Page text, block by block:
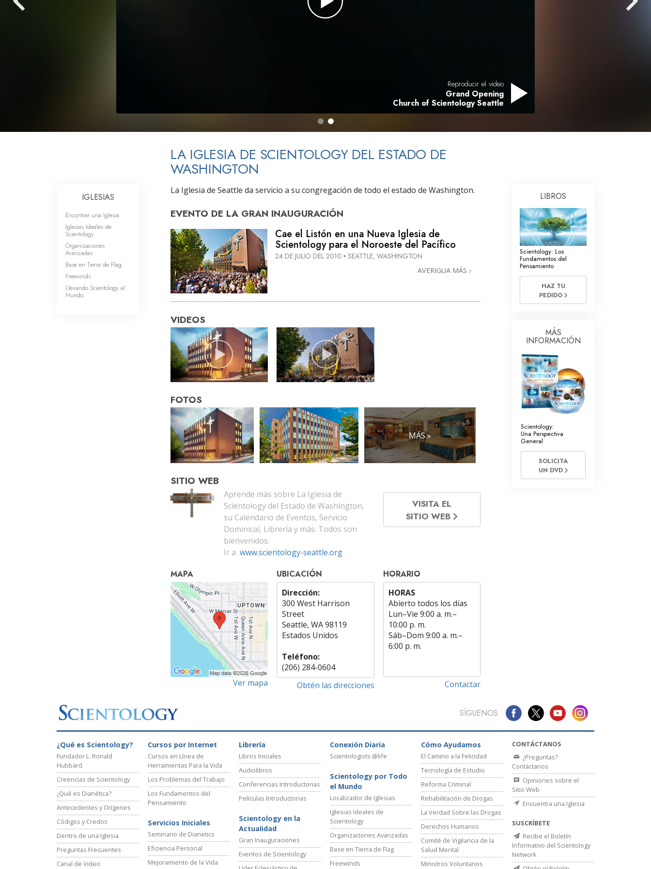
La Causa de la Supresión
Investigaciones
Los Fundamentos de la Organización
La Tecnología de Estudio
La Comunicación
Reproducir el video
Grand Opening
Church of Scientology Seattle
LA IGLESIA DE SCIENTOLOGY DEL ESTADO DE
WASHINGTON
La Iglesia de Seattle da servicio a su congregación de todo el estado de Washington.
EVENTO DE LA GRAN INAUGURACIÓN
Cae el Listón en una Nueva Iglesia de
Scientology para el Noroeste del Pacífico
24 DE JULIO DEL 2010 • SEATTLE, WASHINGTON
AVERIGUA MÁS
VIDEOS
FOTOS
MÁS »
SITIO WEB
Aprende más sobre La Iglesia de
Scientology del Estado de Washington,
su Calendario de Eventos, Servicio
Dominical, Librería y más. Todos son
bienvenidos.
Ir a www.scientology-seattle.org
VISITA EL
SITIO WEB
MAPA
Ver mapa
UBICACIÓN
Dirección:
300 West Harrison
Street
Seattle, WA 98119
Estados Unidos
Teléfono:
(206) 284-0604
Obtén las direcciones
HORARIO
HORAS
Abierto todos los días
Lun–Vie 9:00 a. m.–
10:00 p. m.
Sáb–Dom 9:00 a. m.–
6:00 p. m.
Contactar
IGLESIAS
Encontrar una Iglesia
Iglesias Ideales de
Scientology
Organizaciones
Avanzadas
Base en Tierra de Flag
Freewinds
Llevando Scientology al
Mundo
LIBROS
Scientology: Los
Fundamentos del
Pensamiento
HAZ TU
PEDIDO
MÁS
INFORMACIÓN
Scientology:
Una Perspectiva
General
SOLICITA
UN DVD
SÍGUENOS
¿Qué es Scientology?
Fundador L. Ronald
Hubbard
Creencias de Scientology
¿Qué es Dianética?
Antecedentes y Orígenes
Códigos y Credos
Dentro de una Iglesia
Preguntas Frecuentes
Canal de Video
Cursos por Internet
Cursos en Línea de
Herramientas Para la Vida
Los Problemas del Trabajo
Los Fundamentos del
Pensamiento
Servicios Iniciales
Seminario de Dianetics
Eficiencia Personal
Mejoramiento de la Vida
Librería
Libros Iniciales
Audiolibros
Conferencias Introductorias
Películas Introductorias
Scientology en la
Actualidad
Gran Inauguraciones
Eventos de Scientology
Conexión Diaria
Scientologists @life
Scientology por Todo
el Mundo
Localizador de Iglesias
Iglesias Ideales de
Scientology
Organizaciones Avanzadas
Base en Tierra de Flag
Freewinds
Cómo Ayudamos
El Camino a la Felicidad
Tecnología de Estudio
Reforma Criminal
Rehabilitación de Drogas
La Verdad Sobre las Drogas
Derechos Humanos
Comité de Vigilancia de la
Salud Mental
Ministros Voluntarios
CONTÁCTANOS
¿Preguntas?
Contáctanos
Opiniones sobre el
Sitio Web
Encuentra una Iglesia
SUSCRÍBETE
Recibe el Boletín
Informativo del Scientology
Network